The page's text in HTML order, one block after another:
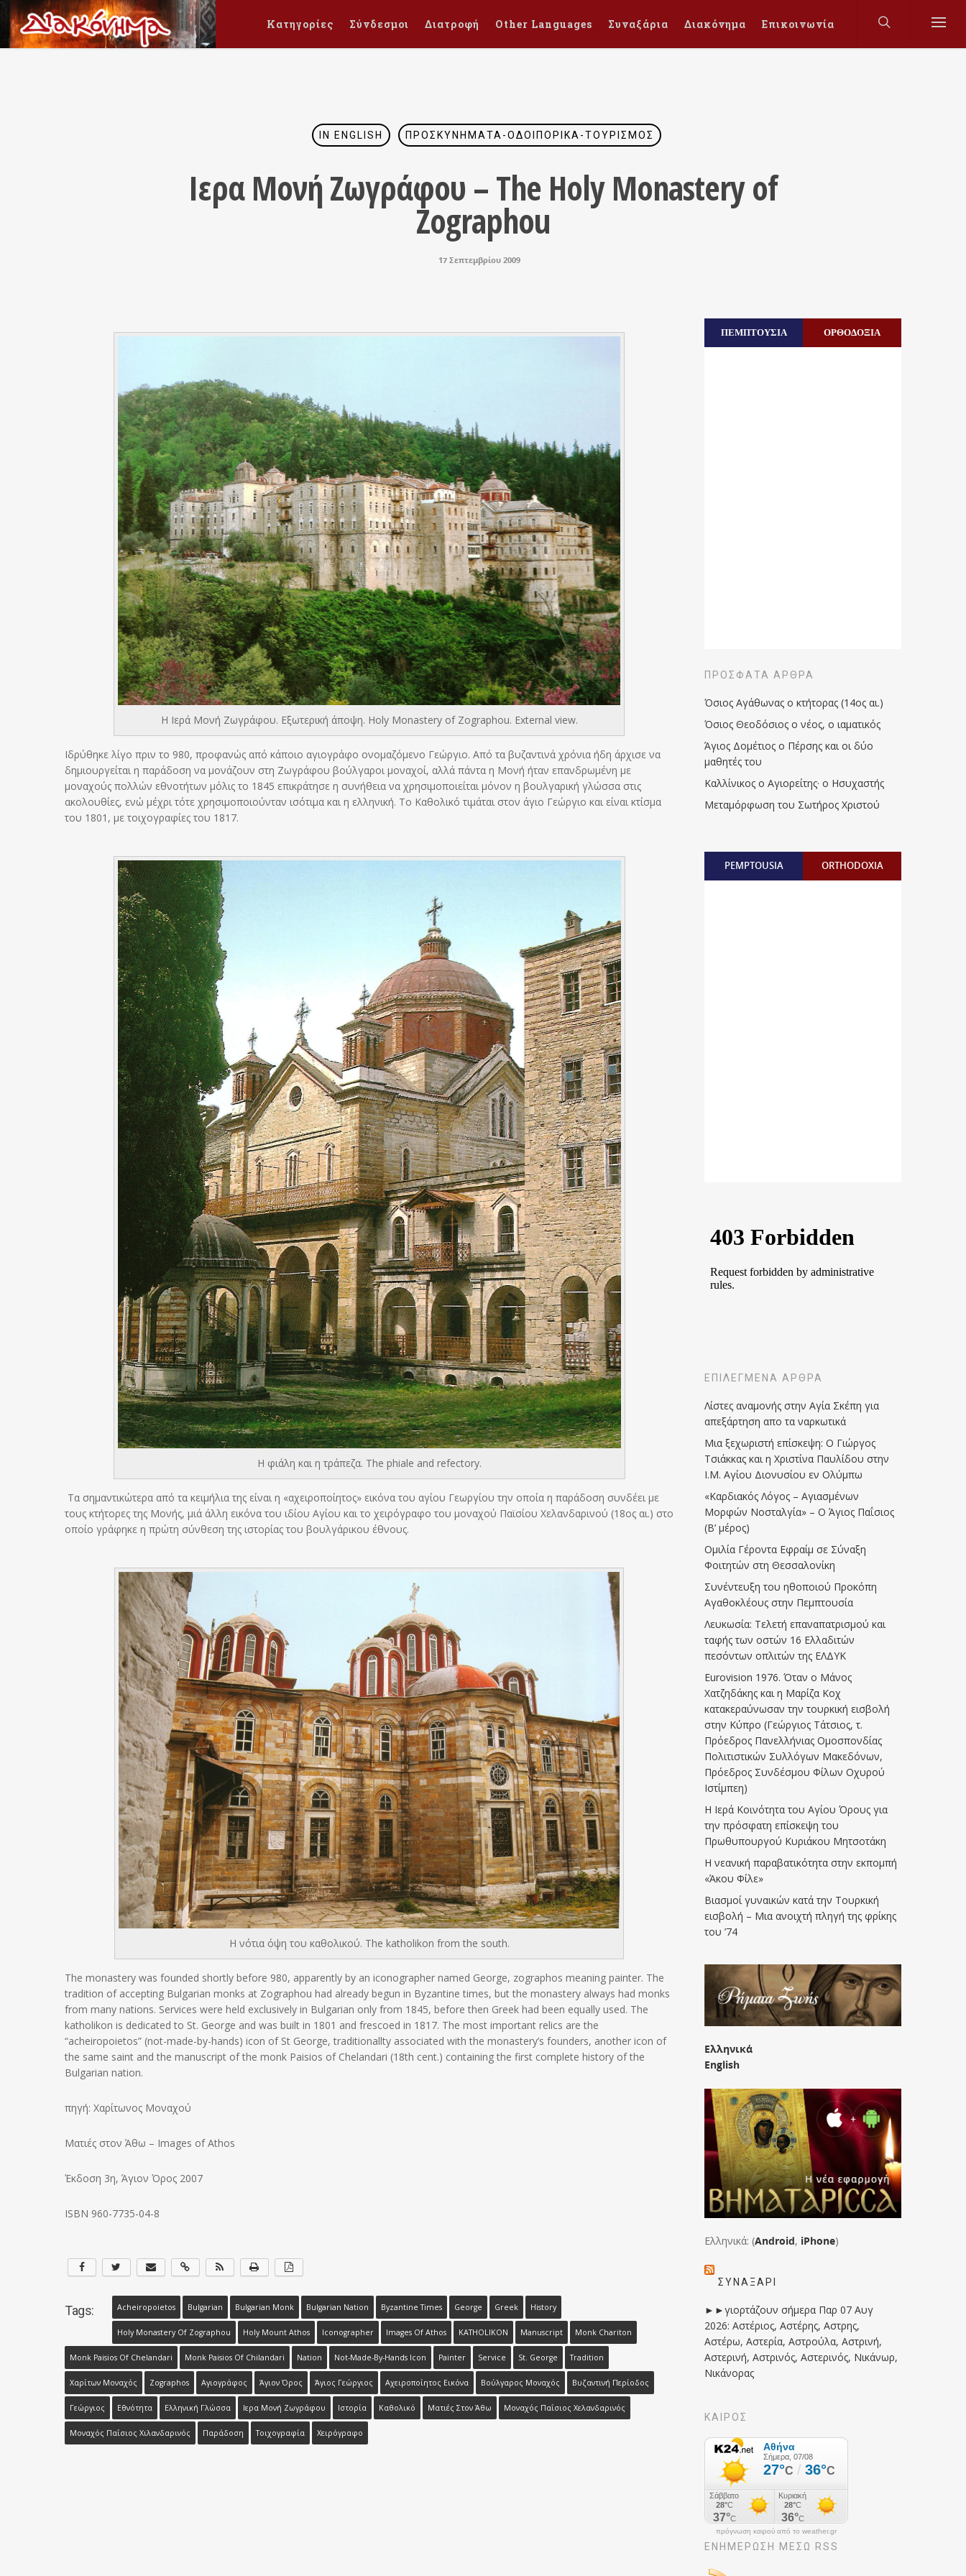
Κατηγορίες Σύνδεσμοι Διατροφή Other Languages Συναξάρια Διακόνημα Επικοινωνία
IN ENGLISH ΠΡΟΣΚΥΝΉΜΑΤΑ-ΟΔΟΙΠΟΡΙΚΆ-ΤΟΥΡΙΣΜΌΣ
Ιερα Μονή Ζωγράφου – The Holy Monastery of
Zographou
17 Σεπτεμβρίου 2009
Η Ιερά Μονή Ζωγράφου. Εξωτερική άποψη. Holy Monastery of Zographou. External view.
Ιδρύθηκε λίγο πριν το 980, προφανώς από κάποιο αγιογράφο ονομαζόμενο Γεώργιο. Από τα βυζαντινά χρόνια ήδη άρχισε να
δημιουργείται η παράδοση να μονάζουν στη Ζωγράφου βούλγαροι μοναχοί, αλλά πάντα η Μονή ήταν επανδρωμένη με
μοναχούς πολλών εθνοτήτων μόλις το 1845 επικράτησε η συνήθεια να χρησιμοποιείται μόνον η βουλγαρική γλώσσα στις
ακολουθίες, ενώ μέχρι τότε χρησιμοποιούνταν ισότιμα και η ελληνική. Το Καθολικό τιμάται στον άγιο Γεώργιο και είναι κτίσμα
του 1801, με τοιχογραφίες του 1817.
Η φιάλη και η τράπεζα. The phiale and refectory.
Τα σημαντικώτερα από τα κειμήλια της είναι η «αχειροποίητος» εικόνα του αγίου Γεωργίου την οποία η παράδοση συνδέει με
τους κτήτορες της Μονής, μιά άλλη εικόνα του ιδίου Αγίου και το χειρόγραφο του μοναχού Παϊσίου Χελανδαρινού (18ος αι.) στο
οποίο γράφηκε η πρώτη σύνθεση της ιστορίας του βουλγάρικου έθνους.
Η νότια όψη του καθολικού. The katholikon from the south.
The monastery was founded shortly before 980, apparently by an iconographer named George, zographos meaning painter. The
tradition of accepting Bulgarian monks at Zographou had already begun in Byzantine times, but the monastery always had monks
from many nations. Services were held exclusively in Bulgarian only from 1845, before then Greek had been equally used. The
katholikon is dedicated to St. George and was built in 1801 and frescoed in 1817. The most important relics are the
“acheiropoietos” (not-made-by-hands) icon of St George, traditionallty associated with the monastery’s founders, another icon of
the same saint and the manuscript of the monk Paisios of Chelandari (18th cent.) containing the first complete history of the
Bulgarian nation.
πηγή: Xαρίτωνος Μοναχού
Ματιές στον Άθω – Images of Athos
Έκδοση 3η, Άγιον Όρος 2007
ISBN 960-7735-04-8
Tags: Acheiropoietos Bulgarian Bulgarian Monk Bulgarian Nation Byzantine Times George Greek History
Holy Monastery Of Zographou Holy Mount Athos Iconographer Images Of Athos KATHOLIKON Manuscript Monk Chariton
Monk Paisios Of Chelandari Monk Paisios Of Chilandari Nation Not-Made-By-Hands Icon Painter Service St. George Tradition
Xαρίτων Μοναχός Zographos Αγιογράφος Άγιον Όρος Άγιος Γεώργιος Αχειροποίητος Εικόνα Βούλγαρος Μοναχός Βυζαντινή Περίοδος
Γεώργιος Εθνότητα Ελληνική Γλώσσα Ιερα Μονή Ζωγράφου Ιστορία Καθολικό Ματιές Στον Άθω Μοναχός Παΐσιος Χελανδαρινός
Μοναχός Παΐσιος Χιλανδαρινός Παράδοση Τοιχογραφία Χειρόγραφο
ΠΕΜΠΤΟΥΣΙΑ ΟΡΘΟΔΟΞΙΑ
ΠΡΌΣΦΑΤΑ ΆΡΘΡΑ
Όσιος Αγάθωνας ο κτήτορας (14ος αι.)
Όσιος Θεοδόσιος ο νέος, ο ιαματικός
Άγιος Δομέτιος ο Πέρσης και οι δύο
μαθητές του
Καλλίνικος ο Αγιορείτης · ο Ησυχαστής
Μεταμόρφωση του Σωτήρος Χριστού
PEMPTOUSIA ORTHODOXIA
ΕΠΙΛΕΓΜΈΝΑ ΆΡΘΡΑ
Λίστες αναμονής στην Αγία Σκέπη για
απεξάρτηση απο τα ναρκωτικά
Μια ξεχωριστή επίσκεψη: Ο Γιώργος
Τσιάκκας και η Χριστίνα Παυλίδου στην
Ι.Μ. Αγίου Διονυσίου εν Ολύμπω
«Καρδιακός Λόγος – Αγιασμένων
Μορφών Νοσταλγία» – Ο Άγιος Παΐσιος
(Β’ μέρος)
Ομιλία Γέροντα Εφραίμ σε Σύναξη
Φοιτητών στη Θεσσαλονίκη
Συνέντευξη του ηθοποιού Προκόπη
Αγαθοκλέους στην Πεμπτουσία
Λευκωσία: Τελετή επαναπατρισμού και
ταφής των οστών 16 Ελλαδιτών
πεσόντων οπλιτών της ΕΛΔΥΚ
Eurovision 1976. Όταν ο Μάνος
Χατζηδάκης και η Μαρίζα Κοχ
κατακεραύνωσαν την τουρκική εισβολή
στην Κύπρο (Γεώργιος Τάτσιος, τ.
Πρόεδρος Πανελλήνιας Ομοσπονδίας
Πολιτιστικών Συλλόγων Μακεδόνων,
Πρόεδρος Συνδέσμου Φίλων Οχυρού
Ιστίμπεη)
Η Ιερά Κοινότητα του Αγίου Όρους για
την πρόσφατη επίσκεψη του
Πρωθυπουργού Κυριάκου Μητσοτάκη
Η νεανική παραβατικότητα στην εκπομπή
«Άκου Φίλε»
Βιασμοί γυναικών κατά την Τουρκική
εισβολή – Μια ανοιχτή πληγή της φρίκης
του ’74
Ελληνικά
English
Ελληνικά: (Android, iPhone)
ΣΥΝΑΞΆΡΙ
►►γιορτάζουν σήμερα Παρ 07 Αυγ
2026: Αστέριος, Αστέρης, Αστρης,
Αστέρω, Αστερία, Αστρούλα, Αστρινή,
Αστερινή, Αστρινός, Αστερινός, Νικάνωρ,
Νικάνορας
ΚΑΙΡΟΣ
πρόγνωση καιρού από το weather.gr
ΕΝΗΜΈΡΩΣΉ ΜΕΣΩ RSS